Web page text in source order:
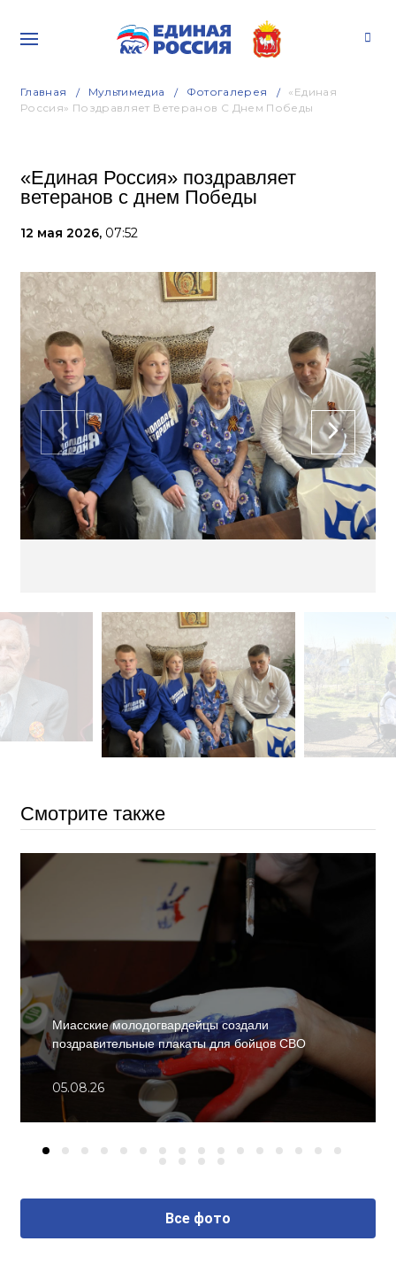
Главная Мультимедиа Фотогалерея
«Единая
Россия» Поздравляет Ветеранов С Днем Победы
«Единая Россия» поздравляет
ветеранов с днем Победы
12 мая 2026, 07:52
Смотрите также
Миасские молодогвардейцы создали
поздравительные плакаты для бойцов СВО
05.08.26
Все фото